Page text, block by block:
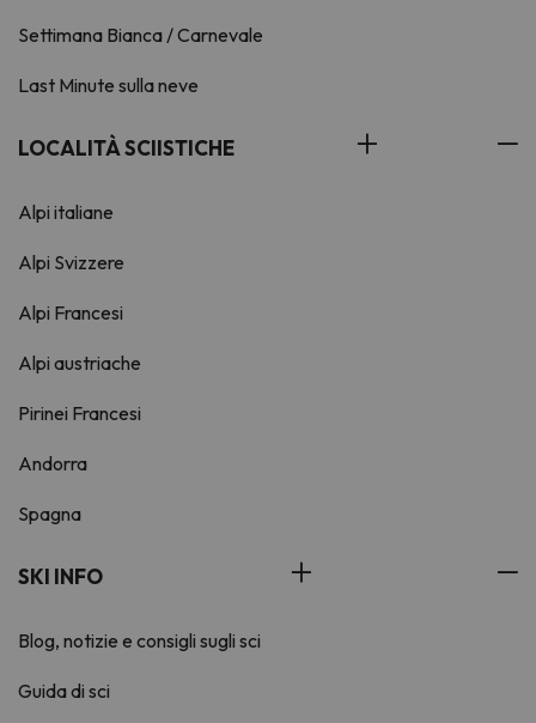
Settimana Bianca / Carnevale
Last Minute sulla neve
LOCALITÀ SCIISTICHE
Alpi italiane
Alpi Svizzere
Alpi Francesi
Alpi austriache
Pirinei Francesi
Andorra
Spagna
SKI INFO
Blog, notizie e consigli sugli sci
Guida di sci